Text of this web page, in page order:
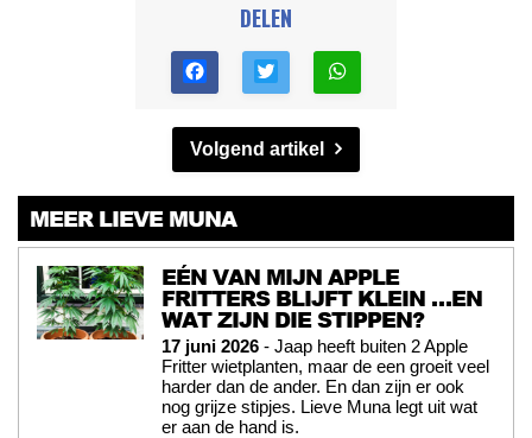
DELEN
Volgend artikel
MEER LIEVE MUNA
EÉN VAN MIJN APPLE
FRITTERS BLIJFT KLEIN …EN
WAT ZIJN DIE STIPPEN?
17 juni 2026 - Jaap heeft buiten 2 Apple
Fritter wietplanten, maar de een groeit veel
harder dan de ander. En dan zijn er ook
nog grijze stipjes. Lieve Muna legt uit wat
er aan de hand is.